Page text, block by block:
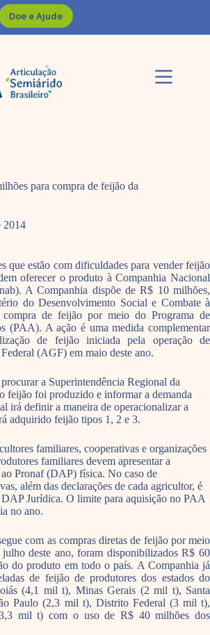
Doe e Ajude
para compra de feijão da
2014
que estão com dificuldades para vender feijão
oferecer o produto à Companhia Nacional
A Companhia dispõe de R$ 10 milhões,
do Desenvolvimento Social e Combate à
de feijão por meio do Programa de
(PAA). A ação é uma medida complementar
de feijão iniciada pela operação de
(AGF) em maio deste ano.
a Superintendência Regional da
feijão foi produzido e informar a demanda
irá definir a maneira de operacionalizar a
adquirido feijão tipos 1, 2 e 3.
familiares, cooperativas e organizações
familiares devem apresentar a
Pronaf (DAP) física. No caso de
além das declarações de cada agricultor, é
DAP Jurídica. O limite para aquisição no PAA
no ano.
com as compras diretas de feijão por meio
deste ano, foram disponibilizados R$ 60
do produto em todo o país. A Companhia já
de feijão de produtores dos estados do
(4,1 mil t), Minas Gerais (2 mil t), Santa
Paulo (2,3 mil t), Distrito Federal (3 mil t),
mil t) com o uso de R$ 40 milhões dos